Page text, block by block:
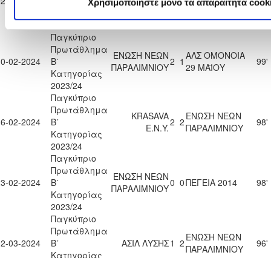
Χρησιμοποιήστε μόνο τα απαραίτητα
2023/24
ΑΡΑΔΙΠΠΟΥ
ΠΑΡΑΛΙΜΝΙΟΥ
02-2024
Παγκύπριο
Πρωτάθλημα
Β΄
Κατηγορίας
2023/24
ΕΝΩΣΗ ΝΕΩΝ
ΠΑΡΑΛΙΜΝΙΟΥ2 1 ΑΛΣ ΟΜΟΝΟΙΑ
29 ΜΑΪΟΥ
99'
02-2024
Παγκύπριο
Πρωτάθλημα
Β΄
Κατηγορίας
2023/24
KRASAVA
Ε.Ν.Y.2 2 ΕΝΩΣΗ ΝΕΩΝ
ΠΑΡΑΛΙΜΝΙΟΥ
98'
02-2024
Παγκύπριο
Πρωτάθλημα
Β΄
Κατηγορίας
2023/24
ΕΝΩΣΗ ΝΕΩΝ
ΠΑΡΑΛΙΜΝΙΟΥ0 0ΠΕΓΕΙΑ 2014 98'
03-2024
Παγκύπριο
Πρωτάθλημα
Β΄
Κατηγορίας
ΑΣΙΛ ΛΥΣΗΣ1 2 ΕΝΩΣΗ ΝΕΩΝ
ΠΑΡΑΛΙΜΝΙΟΥ
96'